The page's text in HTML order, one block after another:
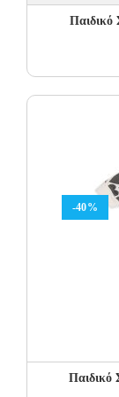
-40%
Παιδικό